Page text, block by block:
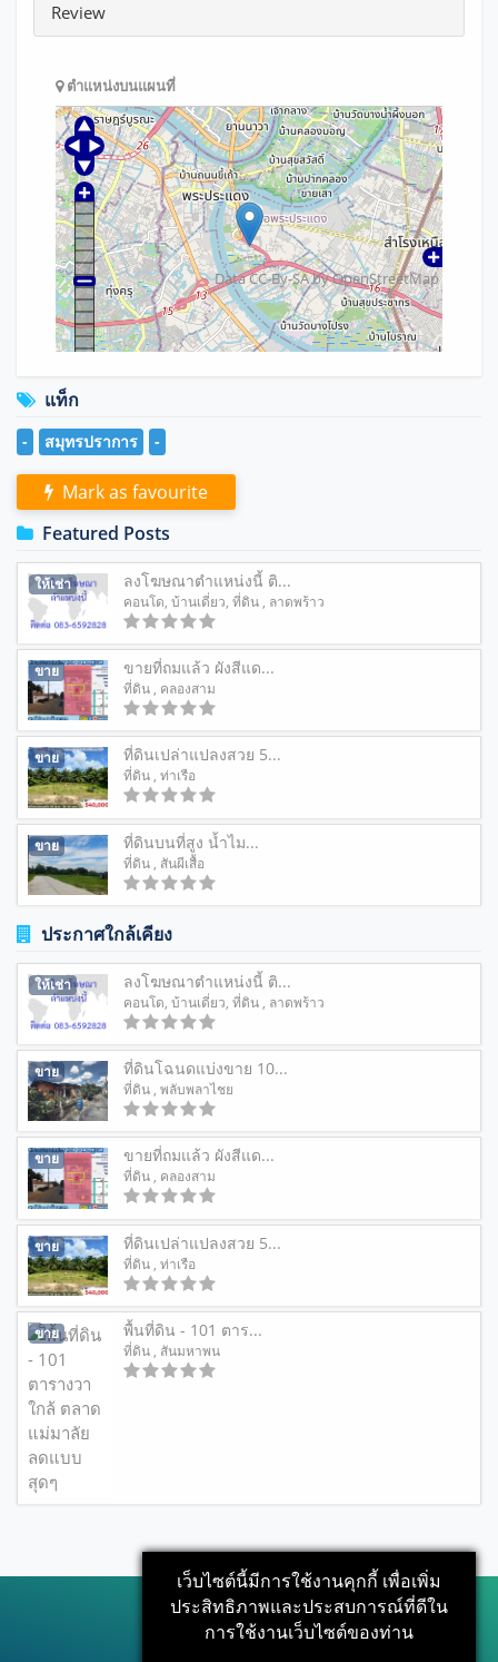
Review
ตำแหน่งบนแผนที่
Data CC-By-SA byOpenStreetMap
แท็ก
- สมุทรปราการ -
Mark as favourite
Featured Posts
ให้เช่า ลงโฆษณาตำแหน่งนี้ ติ...
คอนโด, บ้านเดี่ยว, ที่ดิน , ลาดพร้าว
ขาย ขายที่ถมแล้ว ผังสีแด...
ที่ดิน , คลองสาม
ขาย ที่ดินเปล่าแปลงสวย 5...
ที่ดิน, ท่าเรือ
ขาย ที่ดินบนที่สูง น้ำไม...
ที่ดิน , สันผีเสื้อ
ประกาศใกล้เคียง
ให้เช่า ลงโฆษณาตำแหน่งนี้ ติ...
คอนโด, บ้านเดี่ยว, ที่ดิน , ลาดพร้าว
ขาย ที่ดินโฉนดแบ่งขาย 10...
ที่ดิน , พลับพลาไชย
ขาย ขายที่ถมแล้ว ผังสีแด...
ที่ดิน, คลองสาม
ขาย ที่ดินเปล่าแปลงสวย 5...
ที่ดิน , ท่าเรือ
ขาย พื้นที่ดิน - 101 ตาร...
ที่ดิน , สันมหาพน
เว็บไซต์นี้มีการใช้งานคุกกี้ เพื่อเพิ่ม
ประสิทธิภาพและประสบการณ์ที่ดีใน
การใช้งานเว็บไซต์ของท่าน